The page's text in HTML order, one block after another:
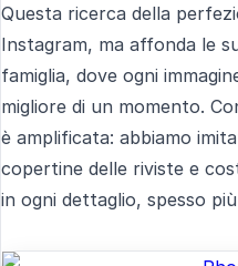
Questa ricerca della
Instagram, ma affonda le
famiglia, dove ogni
migliore di un momento.
è amplificata: abbiamo
copertine delle riviste e
in ogni dettaglio, spesso